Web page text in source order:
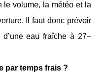
le volume, la météo et la
Il faut donc prévoir
eau fraîche à 27–
par temps frais ?